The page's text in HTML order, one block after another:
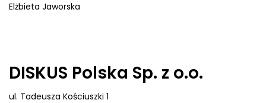
Elżbieta Jaworska
DISKUS Polska Sp. z o.o.
ul. Tadeusza Kościuszki 1